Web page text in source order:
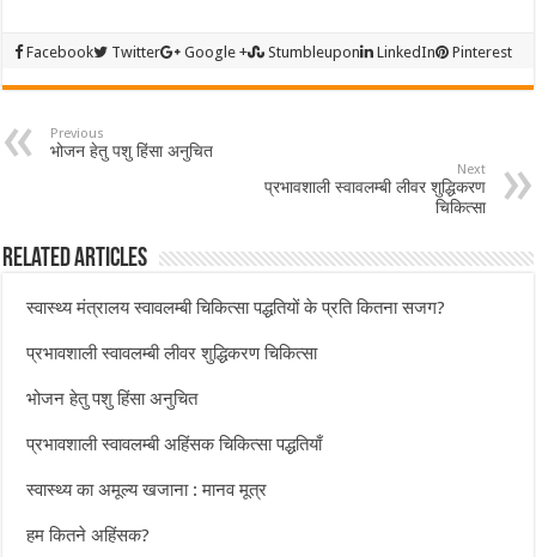
Facebook Twitter Google + Stumbleupon LinkedIn Pinterest
Previous
भोजन हेतु पशु हिंसा अनुचित
Next
प्रभावशाली स्वावलम्बी लीवर शुद्धिकरण
चिकित्सा
Related Articles
स्वास्थ्य मंत्रालय स्वावलम्बी चिकित्सा पद्धतियों के प्रति कितना सजग?
प्रभावशाली स्वावलम्बी लीवर शुद्धिकरण चिकित्सा
भोजन हेतु पशु हिंसा अनुचित
प्रभावशाली स्वावलम्बी अहिंसक चिकित्सा पद्धतियाँ
स्वास्थ्य का अमूल्य खजाना : मानव मूत्र
हम कितने अहिंसक?